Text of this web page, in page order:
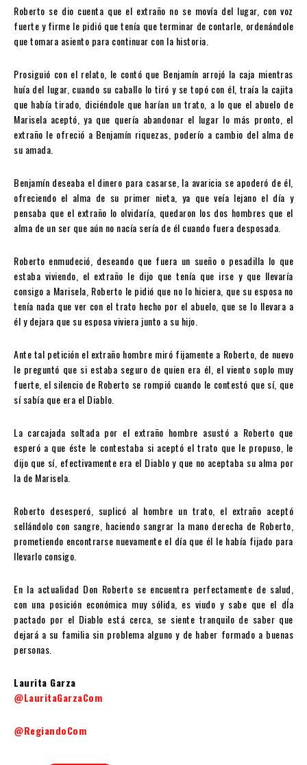
Roberto se dio cuenta que el extraño no se movía del lugar, con voz
fuerte y firme le pidió que tenía que terminar de contarle, ordenándole
que tomara asiento para continuar con la historia.
Prosiguió con el relato, le contó que Benjamín arrojó la caja mientras
huía del lugar, cuando su caballo lo tiró y se topó con él, traía la cajita
que había tirado, diciéndole que harían un trato, a lo que el abuelo de
Marisela aceptó, ya que quería abandonar el lugar lo más pronto, el
extraño le ofreció a Benjamín riquezas, poderío a cambio del alma de
su amada.
Benjamín deseaba el dinero para casarse, la avaricia se apoderó de él,
ofreciendo el alma de su primer nieta, ya que veía lejano el día y
pensaba que el extraño lo olvidaría, quedaron los dos hombres que el
alma de un ser que aún no nacía sería de él cuando fuera desposada.
Roberto enmudeció, deseando que fuera un sueño o pesadilla lo que
estaba viviendo, el extraño le dijo que tenía que irse y que llevaría
consigo a Marisela, Roberto le pidió que no lo hiciera, que su esposa no
tenía nada que ver con el trato hecho por el abuelo, que se lo llevara a
él y dejara que su esposa viviera junto a su hijo.
Ante tal petición el extraño hombre miró fijamente a Roberto, de nuevo
le preguntó que si estaba seguro de quien era él, el viento soplo muy
fuerte, el silencio de Roberto se rompió cuando le contestó que sí, que
sí sabía que era el Diablo.
La carcajada soltada por el extraño hombre asustó a Roberto que
esperó a que éste le contestaba si aceptó el trato que le propuso, le
dijo que sí, efectivamente era el Diablo y que no aceptaba su alma por
la de Marisela.
Roberto desesperó, suplicó al hombre un trato, el extraño aceptó
sellándolo con sangre, haciendo sangrar la mano derecha de Roberto,
prometiendo encontrarse nuevamente el día que él le había fijado para
llevarlo consigo.
En la actualidad Don Roberto se encuentra perfectamente de salud,
con una posición económica muy sólida, es viudo y sabe que el dÍa
pactado por el Diablo está cerca, se siente tranquilo de saber que
dejará a su familia sin problema alguno y de haber formado a buenas
personas.
Laurita Garza
@LauritaGarzaCom
@RegiandoCom